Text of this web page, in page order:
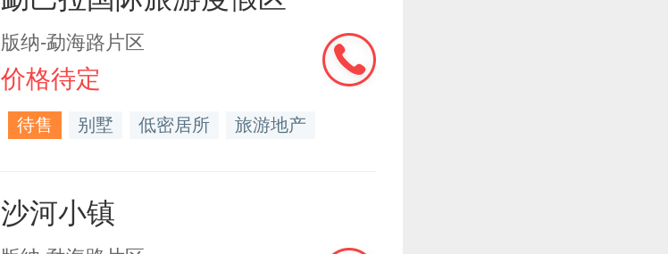
版纳-勐海路片区
价格待定
待售 别墅 低密居所 旅游地产
沙河小镇